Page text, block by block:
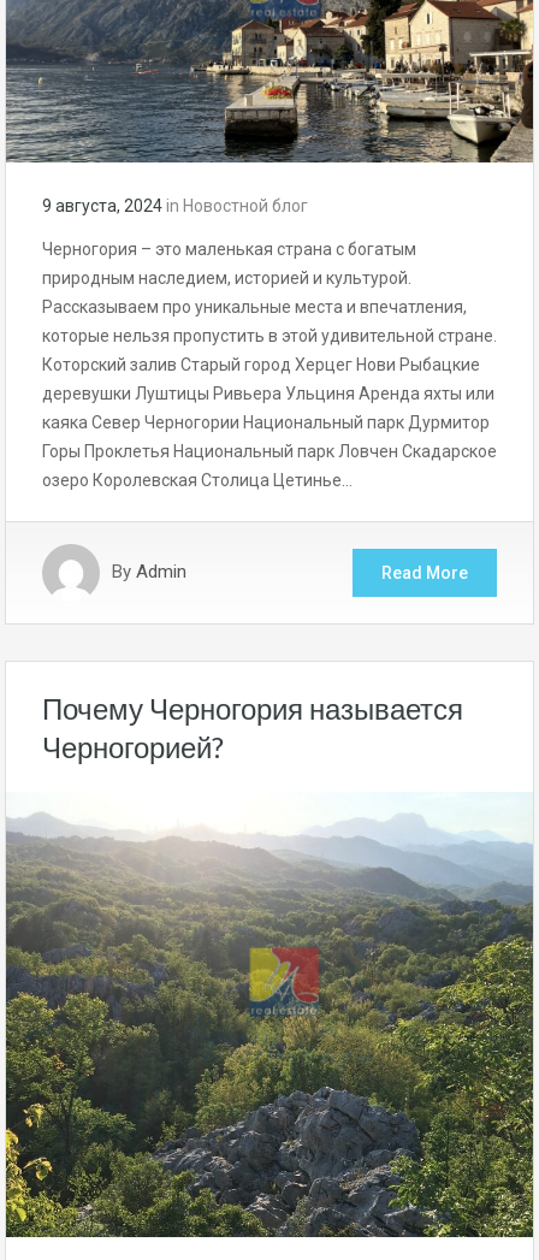
9 августа, 2024in Новостной блог
Черногория – это маленькая страна с богатым
природным наследием, историей и культурой.
Рассказываем про уникальные места и впечатления,
которые нельзя пропустить в этой удивительной стране.
Которский залив Старый город Херцег Нови Рыбацкие
деревушки Луштицы Ривьера Ульциня Аренда яхты или
каяка Север Черногории Национальный парк Дурмитор
Горы Проклетья Национальный парк Ловчен Скадарское
озеро Королевская Столица Цетинье…
By Admin Read More
Почему Черногория называется
Черногорией?